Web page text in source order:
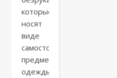
которые
носят
виде
самостоятельного
предмета
одежды,